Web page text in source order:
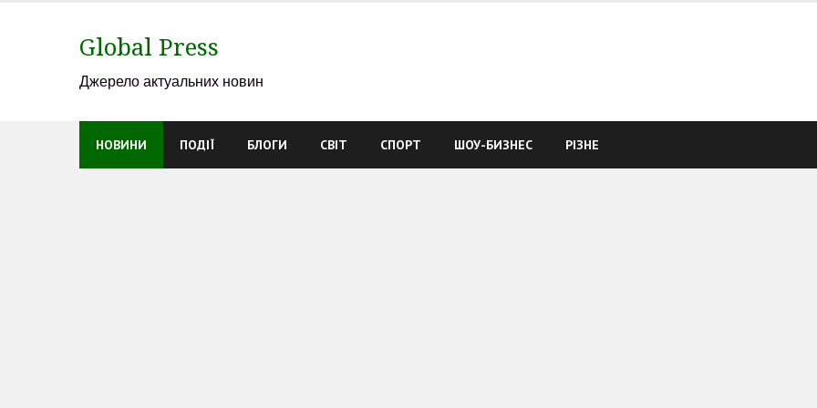
Global Press
Джерело актуальних новин
НОВИНИ ПОДІЇ БЛОГИ СВІТ СПОРТ ШОУ-БИЗНЕС РІЗНЕ